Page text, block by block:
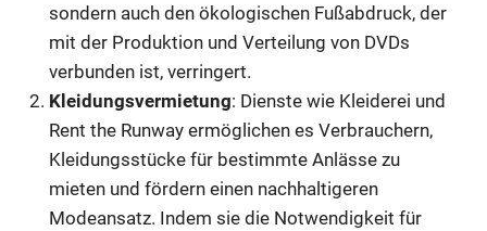
sondern auch den ökologischen Fußabdruck, der
mit der Produktion und Verteilung von DVDs
verbunden ist, verringert.
Kleidungsvermietung: Dienste wie Kleiderei und
Rent the Runway ermöglichen es Verbrauchern,
Kleidungsstücke für bestimmte Anlässe zu
mieten und fördern einen nachhaltigeren
Modeansatz. Indem sie die Notwendigkeit für